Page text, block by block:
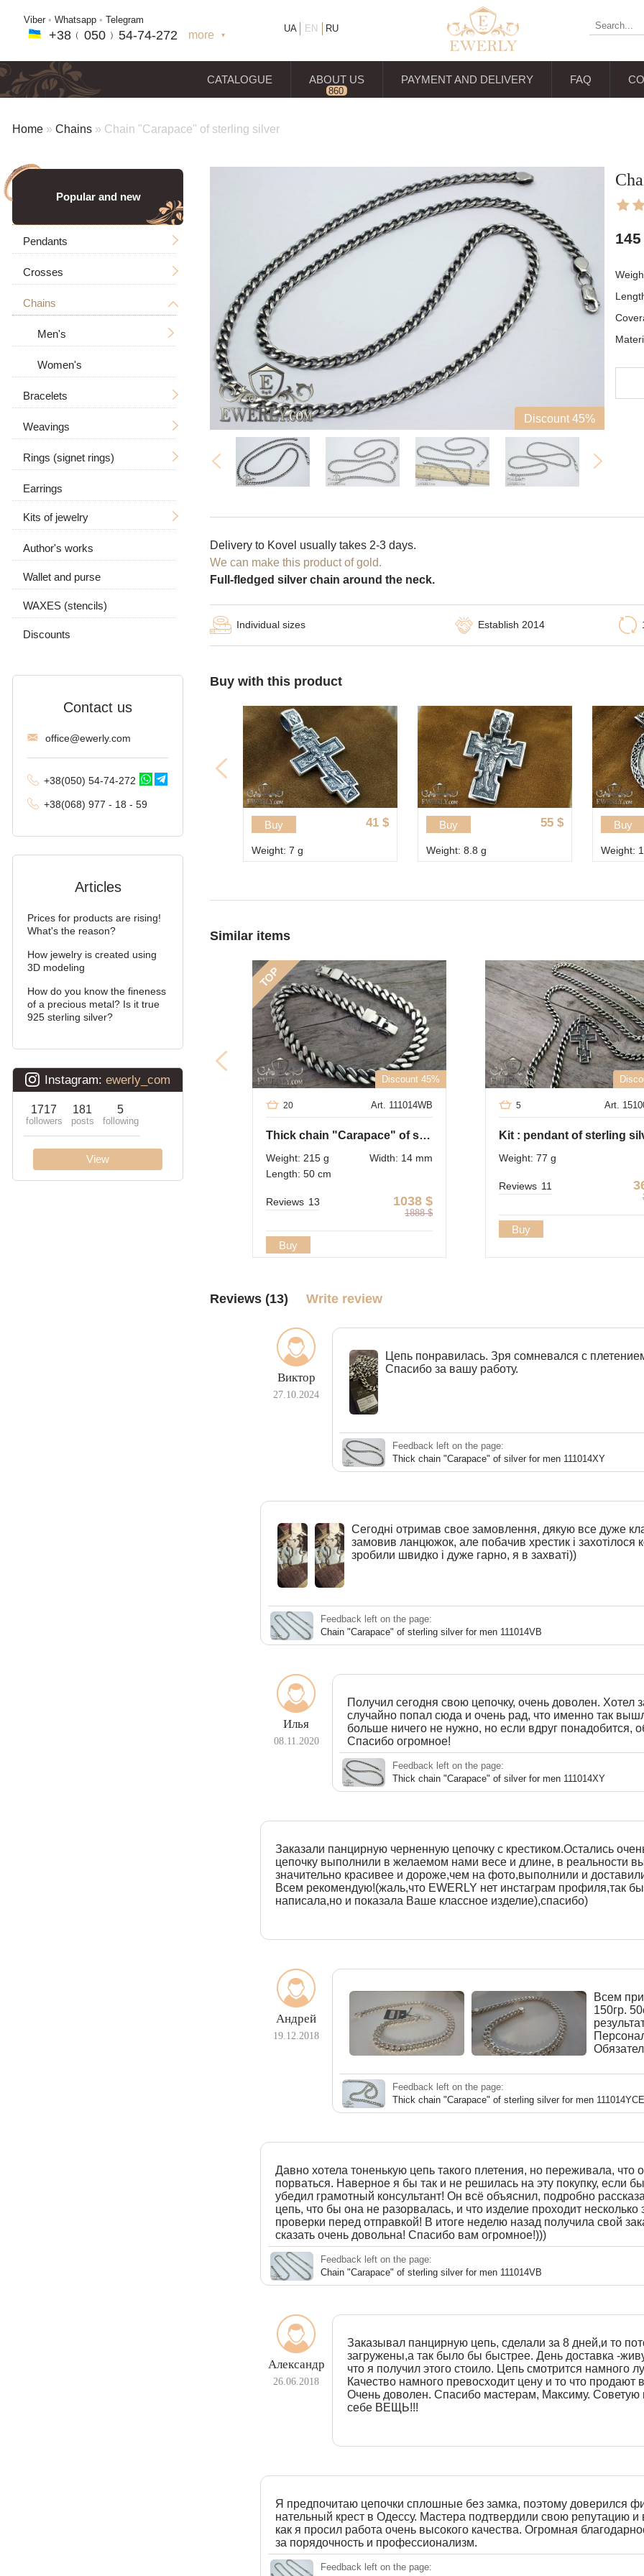
Viber • Whatsapp • Telegram
+38﹙ 050 ﹚54-74-272 more
+38(068) 97
RU
UA EN
CATALOGUE ABOUT US
860 reviews
PAYMENT AND DELIVERY FAQ
Home » Chains » Chain "Carapace" of sterling silver
Popular and new
Pendants
Men's
Icons
Tree of Life
Zodiac signs
In the form of a dog
Crosses
Without a crucifixion
With a crucifix
Men's
Big
Women's
Chains
Men's
Big / Thick
Women's
Bracelets
Men's
Big / Thick
Women's
With stones
Stone
Leather
Leather with silver
Weavings
Hand knitting
Ramses
Bismarck
Anchor with edges
Carapace
Byzantine (Byzantium)
Moscow bismarck
Phantom (Ramses and
Spica
Alligator
Arabic bismarck with
Pharaoh (double anchor)
Arabic bismarck
David
Double bismarck
Double Ramses
Ten (double carapace)
Lanterns
Casting
Rings (signet rings)
For men
With a skull
With a wolf
With stones
Without stones
Women's
With stones
Without stones
Earrings
Kits of jewelry
Earrings and ring
Chain and pendant
Author's works
Wallet and purse
WAXES (stencils)
Discounts
Contact us
office@ewerly.com
+38(050) 54-74-272
+38(068) 977 - 18 - 59
Articles
Prices for products are rising!
What's the reason?
How jewelry is created using
3D modeling
How do you know the fineness
of a precious metal? Is it true
925 sterling silver?
Discount 45%
145
Delivery to Kovel usually takes 2-3 days.
We can make this product of gold.
Full-fledged silver chain around the neck.
Individual sizes Establish 2014
Buy with this product
41 $
Buy
Weight: 7 g
55 $
Buy
Weight: 8.8 g
Buy
Weight:
Similar items
TOP
Discount 45%
Art. 111014WB
20
Thick chain "Carapace" of sterling silver for men
Weight: 215 g
Width: 14 mm
Length: 50 cm
1038 $
1888 $
Reviews 13
Buy
Art.
5
Weight: 77 g
Reviews 11
Buy
Reviews (13) Write review
Виктор
27.10.2024
Цепь понравилась. Зря сомневался с
Спасибо за вашу работу.
Feedback left on the page:
Thick chain "Carapace" of silver for men 111014XY
Сегодні отримав свое замовлення, дякую все дуже
замовив ланцюжок, але побачив хрестик і захотілося
зробили швидко і дуже гарно, я в захваті))
Feedback left on the page:
Chain "Carapace" of sterling silver for men 111014VB
Илья
08.11.2020
Получил сегодня свою цепочку, очень доволен. Хотел
случайно попал сюда и очень рад, что именно так
больше ничего не нужно, но если вдруг понадобится,
Спасибо огромное!
Feedback left on the page:
Thick chain "Carapace" of silver for men 111014XY
Заказали панцирную черненную цепочку с крестиком.Остались
цепочку выполнили в желаемом нами весе и длине, в реальности
значительно красивее и дороже,чем на фото,выполнили и
Всем рекомендую!(жаль,что EWERLY нет инстаграм профиля,так
написала,но и показала Ваше классное изделие),спасибо)
Андрей
19.12.2018
Всем
150гр.
Feedback left on the page:
Thick chain "Carapace" of sterling silver for men 111014YCE
Давно хотела тоненькую цепь такого плетения, но переживала, что
порваться. Наверное я бы так и не решилась на эту покупку, если
убедил грамотный консультант! Он всё объяснил, подробно
цепь, что бы она не разорвалась, и что изделие проходит несколько
проверки перед отправкой! В итоге неделю назад получила свой
сказать очень довольна! Спасибо вам огромное!)))
Feedback left on the page:
Chain "Carapace" of sterling silver for men 111014VB
Александр
26.06.2018
Заказывал панцирную цепь, сделали за 8 дней,и то
загружены,а так было бы быстрее. День доставка -
что я получил этого стоило. Цепь смотрится намного
Качество намного превосходит цену и то что продают
Очень доволен. Спасибо мастерам, Максиму. Советую
себе ВЕЩЬ!!!
Я предпочитаю цепочки сплошные без замка, поэтому доверился
нательный крест в Одессу. Мастера подтвердили свою репутацию и
как я просил работа очень высокого качества. Огромная
за порядочность и профессионализм.
Feedback left on the page: